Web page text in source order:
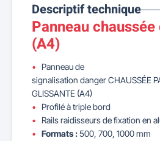
Descriptif technique
Panneau
(A4)
Panneau de
signalisation danger CHAUSSÉE
GLISSANTE (A4)
Profilé à triple bord
Rails raidisseurs de fixation en
Formats : 500, 700, 1000 mm